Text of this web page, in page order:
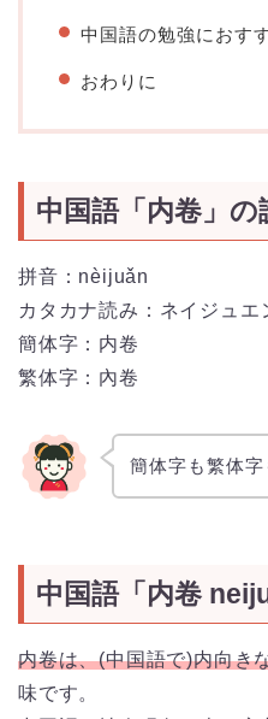
中国語の勉強におす
おわりに
中国語「内卷」
拼音：nèijuǎn
カタカナ読み：ネイジュエ
簡体字：内卷
繁体字：內卷
簡体字も繁体字
中国語「内卷
内卷は、(中国語で)内向き
味です。